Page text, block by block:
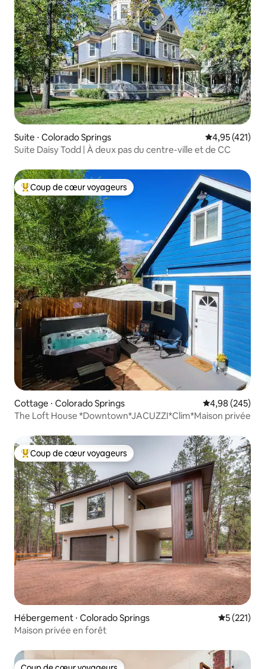
Suite ⋅ Colorado Springs Évaluation
4,95 (421)
Suite Daisy Todd | À deux pas du centre-ville et de CC
Coups de cœur voyageurs les plus appréciés
Coup de cœur voyageurs
Cottage ⋅ Colorado Springs Évaluation
4,98 (245)
The Loft House *Downtown*JACUZZI*Clim*Maison privée
Coups de cœur voyageurs les plus appréciés
Coup de cœur voyageurs
Hébergement ⋅ Colorado Springs Évaluation
5 (221)
Maison privée en forêt